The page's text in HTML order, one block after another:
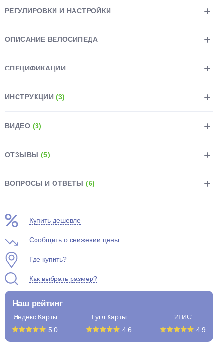
РЕГУЛИРОВКИ И НАСТРОЙКИ
ОПИСАНИЕ ВЕЛОСИПЕДА
СПЕЦИФИКАЦИИ
ИНСТРУКЦИИ (3)
ВИДЕО (3)
ОТЗЫВЫ (5)
ВОПРОСЫ И ОТВЕТЫ(6)
Купить дешевле
Сообщить о снижении цены
Где купить?
Как выбрать размер?
Наш рейтинг
Яндекс.Карты
5.0
Гугл.Карты
4.6
2ГИС
4.9